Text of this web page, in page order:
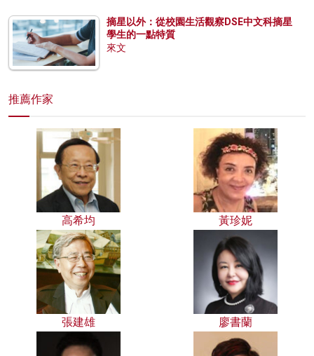
摘星以外：從校園生活觀察DSE中文科摘星
學生的一點特質
來文
推薦作家
高希均 黃珍妮
張建雄 廖書蘭